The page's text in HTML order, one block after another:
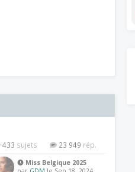
433 23 949
Miss Belgique 2025